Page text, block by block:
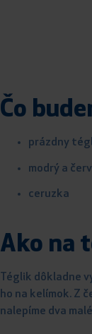
Čo
prázdny
modrý a
ceruzka
Ako na
Téglik dôkladne
ho na kelímok. Z
nalepíme dva